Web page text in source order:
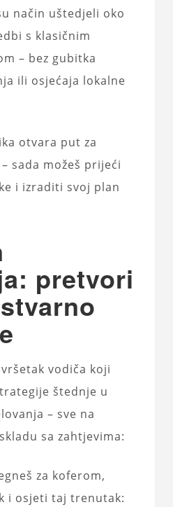
način uštedjeli oko
s klasičnim
– bez gubitka
ili osjećaja lokalne
otvara put za
sada možeš prijeći
i izraditi svoj plan
pretvori
vodiča koji
štednje u
– sve na
sa zahtjevima:
za koferom,
i osjeti taj trenutak: